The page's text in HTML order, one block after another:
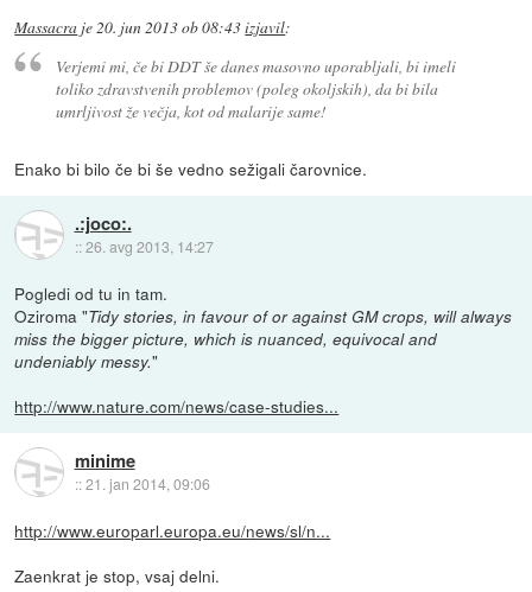
Massacra je20. jun 2013 ob 08:43izjavil:
Verjemi mi, če bi DDT še danes masovno uporabljali, bi imeli
toliko zdravstvenih problemov (poleg okoljskih), da bi bila
umrljivost že večja, kot od malarije same!
Enako bi bilo če bi še vedno sežigali čarovnice.
.:joco:.
::26. avg 2013, 14:27
Pogledi od tu in tam.
Oziroma "Tidy stories, in favour of or against GM crops, will always
miss the bigger picture, which is nuanced, equivocal and
undeniably messy."
http://www.nature.com/news/case-studies...
minime
::21. jan 2014, 09:06
http://www.europarl.europa.eu/news/sl/n...
Zaenkrat je stop, vsaj delni.